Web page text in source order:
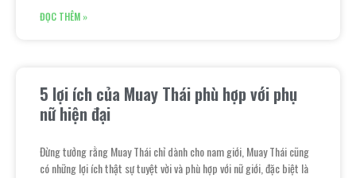
ĐỌC THÊM »
5 lợi ích của Muay Thái phù hợp với phụ
nữ hiện đại
Đừng tưởng rằng Muay Thái chỉ dành cho nam giới, Muay Thái cũng
có những lợi ích thật sự tuyệt vời và phù hợp với nữ giới, đặc biệt là